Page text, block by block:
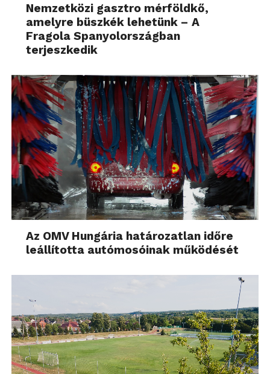
Nemzetközi gasztro mérföldkő,
amelyre büszkék lehetünk – A
Fragola Spanyolországban
terjeszkedik
Az OMV Hungária határozatlan időre
leállította autómosóinak működését